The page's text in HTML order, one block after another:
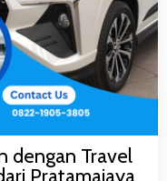
dengan Travel